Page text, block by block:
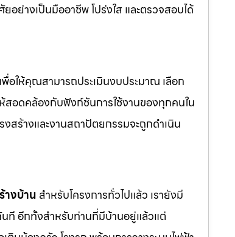
ย่างเป็นมืออาชีพ โปร่งใส และตรวจสอบได้
เพื่อให้คุณสามารถประเมินงบประมาณ เลือก
สอดคล้องกับฟังก์ชันการใช้งานของทุกคนใน
สร้างและงานสถาปัตยกรรมจะถูกดำเนิน
างบ้าน สำหรับโครงการทั่วไปแล้ว เรายังมี
ที อีกทั้งสำหรับท่านที่มีบ้านอยู่แล้วแต่